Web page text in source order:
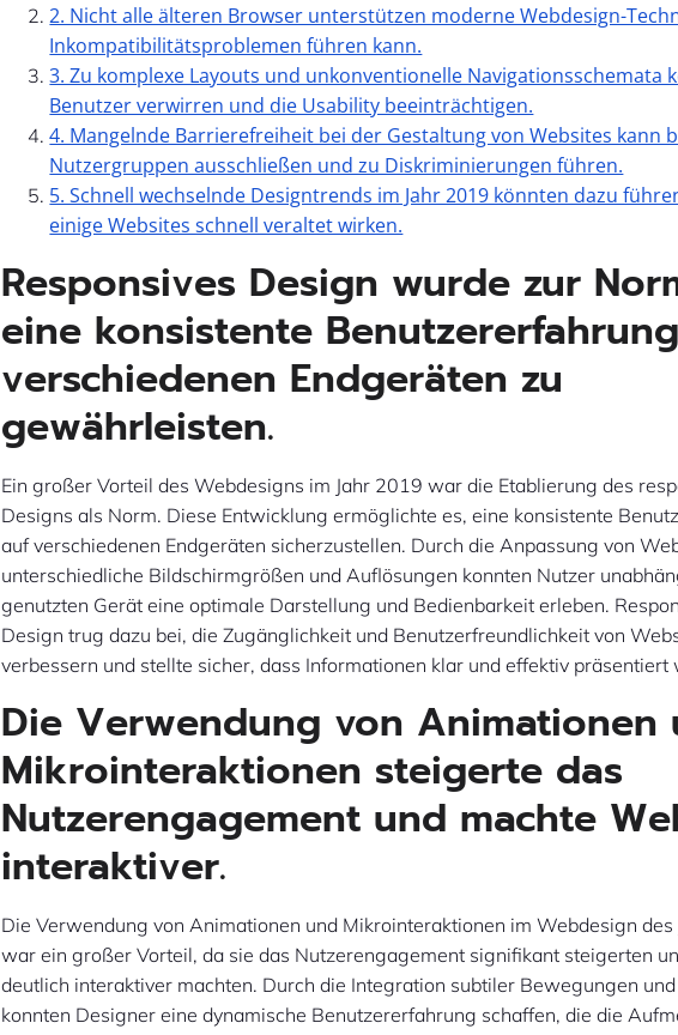
2. Nicht alle älteren Browser unterstützen moderne Webdesign-
Inkompatibilitätsproblemen führen kann.
3. Zu komplexe Layouts und unkonventionelle Navigationsschemata
Benutzer verwirren und die Usability beeinträchtigen.
4. Mangelnde Barrierefreiheit bei der Gestaltung von Websites kann
Nutzergruppen ausschließen und zu Diskriminierungen führen.
5. Schnell wechselnde Designtrends im Jahr 2019 könnten dazu
einige Websites schnell veraltet wirken.
Responsives Design wurde zur
eine konsistente
verschiedenen Endgeräten zu
gewährleisten.
Ein großer Vorteil des Webdesigns im Jahr 2019 war die Etablierung des
Designs als Norm. Diese Entwicklung ermöglichte es, eine konsistente
auf verschiedenen Endgeräten sicherzustellen. Durch die Anpassung von
unterschiedliche Bildschirmgrößen und Auflösungen konnten Nutzer
genutzten Gerät eine optimale Darstellung und Bedienbarkeit erleben.
Design trug dazu bei, die Zugänglichkeit und Benutzerfreundlichkeit von
verbessern und stellte sicher, dass Informationen klar und effektiv präsentiert
Die Verwendung von Animationen
Mikrointeraktionen steigerte das
Nutzerengagement und machte
interaktiver.
Die Verwendung von Animationen und Mikrointeraktionen im Webdesign des
war ein großer Vorteil, da sie das Nutzerengagement signifikant steigerten
deutlich interaktiver machten. Durch die Integration subtiler Bewegungen und
konnten Designer eine dynamische Benutzererfahrung schaffen, die die